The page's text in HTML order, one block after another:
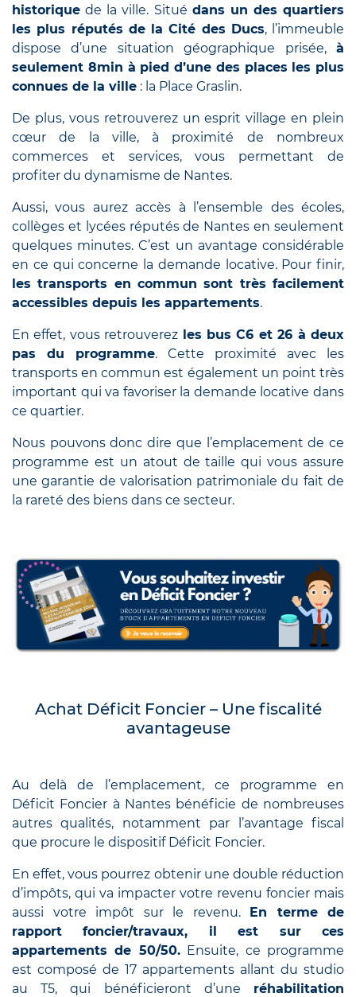
historique de la ville. Situé dans un des quartiers
les plus réputés de la Cité des Ducs, l’immeuble
dispose d’une situation géographique prisée, à
seulement 8min à pied d’une des places les plus
connues de la ville : la Place Graslin.
De plus, vous retrouverez un esprit village en plein
cœur de la ville, à proximité de nombreux
commerces et services, vous permettant de
profiter du dynamisme de Nantes.
Aussi, vous aurez accès à l’ensemble des écoles,
collèges et lycées réputés de Nantes en seulement
quelques minutes. C’est un avantage considérable
en ce qui concerne la demande locative. Pour finir,
les transports en commun sont très facilement
accessibles depuis les appartements.
En effet, vous retrouverez les bus C6 et 26 à deux
pas du programme. Cette proximité avec les
transports en commun est également un point très
important qui va favoriser la demande locative dans
ce quartier.
Nous pouvons donc dire que l’emplacement de ce
programme est un atout de taille qui vous assure
une garantie de valorisation patrimoniale du fait de
la rareté des biens dans ce secteur.
Achat Déficit Foncier – Une fiscalité
avantageuse
Au delà de l’emplacement, ce programme en
Déficit Foncier à Nantes bénéficie de nombreuses
autres qualités, notamment par l’avantage fiscal
que procure le dispositif Déficit Foncier.
En effet, vous pourrez obtenir une double réduction
d’impôts, qui va impacter votre revenu foncier mais
aussi votre impôt sur le revenu. En terme de
rapport foncier/travaux, il est sur ces
appartements de 50/50.Ensuite, ce programme
est composé de 17 appartements allant du studio
au T5, qui bénéficieront d’une réhabilitation